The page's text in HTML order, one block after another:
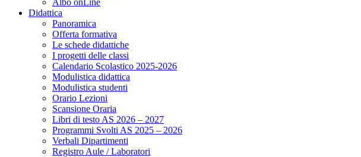
Albo onLine
Didattica
Panoramica
Offerta formativa
Le schede didattiche
I progetti delle classi
Calendario Scolastico 2025-2026
Modulistica didattica
Modulistica studenti
Orario Lezioni
Scansione Oraria
Libri di testo AS 2026 – 2027
Programmi Svolti AS 2025 – 2026
Verbali Dipartimenti
Registro Aule / Laboratori